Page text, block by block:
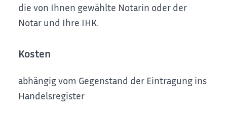
die von Ihnen gewählte Notarin oder der
Notar und Ihre IHK.
Kosten
abhängig vom Gegenstand der Eintragung ins
Handelsregister